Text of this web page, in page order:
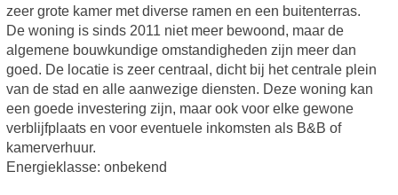
zeer grote kamer met diverse ramen en een buitenterras.
De woning is sinds 2011 niet meer bewoond, maar de
algemene bouwkundige omstandigheden zijn meer dan
goed. De locatie is zeer centraal, dicht bij het centrale plein
van de stad en alle aanwezige diensten. Deze woning kan
een goede investering zijn, maar ook voor elke gewone
verblijfplaats en voor eventuele inkomsten als B&B of
kamerverhuur.
Energieklasse: onbekend